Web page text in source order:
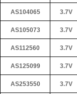
AS104065 3.7V
AS105073 3.7V
AS112560 3.7V
AS125099 3.7V
AS253550 3.7V